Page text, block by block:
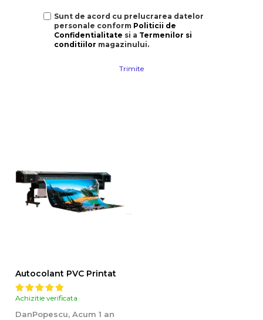
Sunt de acord cu prelucrarea datelor
personale conform Politicii de
Confidentialitate si a Termenilor si
conditiilor magazinului.
Trimite
Autocolant PVC Printat
Achizitie verificata
DanPopescu, Acum 1 an